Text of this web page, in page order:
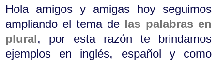
Hola amigos y amigas hoy seguimos
ampliando el tema de las palabras en
plural, por esta razón te brindamos
ejemplos en inglés, español y como